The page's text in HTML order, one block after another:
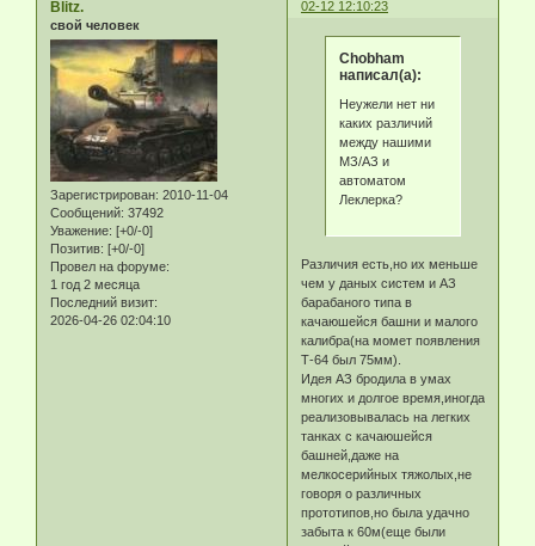
02-12 12:10:23
Blitz.
свой человек
Зарегистрирован: 2010-11-04
Сообщений: 37492
Уважение: [+0/-0]
Позитив: [+0/-0]
Провел на форуме:
1 год 2 месяца
Последний визит:
2026-04-26 02:04:10
Chobham
написал(а):
Неужели нет ни
каких различий
между нашими
МЗ/АЗ и
автоматом
Леклерка?
Различия есть,но их меньше
чем у даных систем и АЗ
барабаного типа в
качаюшейся башни и малого
калибра(на момет появления
Т-64 был 75мм).
Идея АЗ бродила в умах
многих и долгое время,иногда
реализовывалась на легких
танках с качаюшейся
башней,даже на
мелкосерийных тяжолых,не
говоря о различных
прототипов,но была удачно
забыта к 60м(еще были